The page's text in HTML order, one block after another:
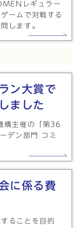
レギュラー
ームで対戦する
します。
ン大賞で
ました
構主催の「第36
デン部門 コミ
に係る費
ることを目的